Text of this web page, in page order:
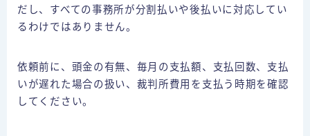
だし、すべての事務所が分割払いや後払いに対応してい
るわけではありません。
依頼前に、頭金の有無、毎月の支払額、支払回数、支払
いが遅れた場合の扱い、裁判所費用を支払う時期を確認
してください。